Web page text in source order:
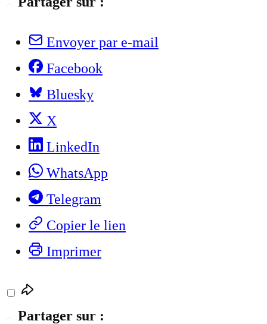
Envoyer par e-mail
Facebook
Bluesky
X
LinkedIn
WhatsApp
Telegram
Copier le lien
Imprimer
Partager sur :